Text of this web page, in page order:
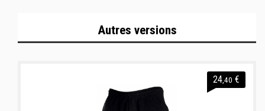
Autres versions
24,40 €